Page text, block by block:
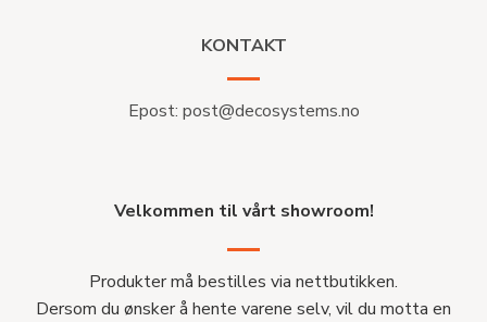
KONTAKT
Epost: post@decosystems.no
Velkommen til vårt showroom!
Produkter må bestilles via nettbutikken.
Dersom du ønsker å hente varene selv, vil du motta en